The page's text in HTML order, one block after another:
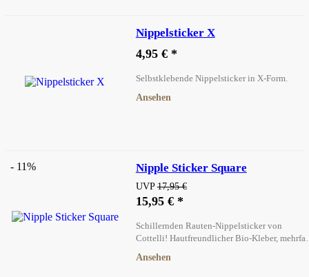
Nippelsticker X
4,95 € *
Selbstklebende Nippelsticker in X-Form.
Ansehen
- 11% Nipple Sticker Square
UVP17,95 €
15,95 € *
Schillernden Rauten-Nippelsticker von
Cottelli! Hautfreundlicher Bio-Kleber,
Gelegenheit.
Ansehen